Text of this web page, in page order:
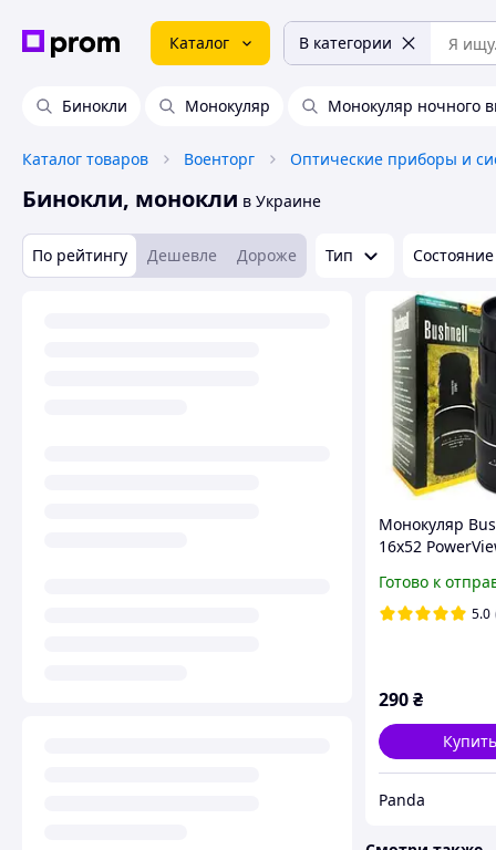
Каталог В категории
Бинокли Монокуляр Монокуляр ночного
Каталог товаров Военторг Оптические приборы и
Бинокли, монокли в Украине
По рейтингу Дешевле Дороже Тип Состояние
Монокуляр
16x52
подзорная
чехлом
Готово к
5.0
290₴
Купить
Panda